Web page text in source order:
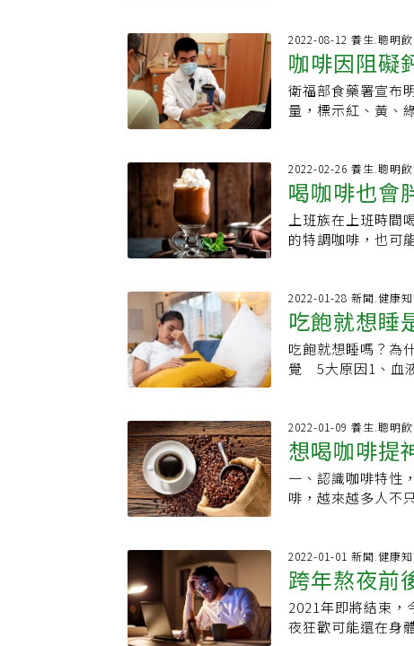
水沖泡悶20分鐘，
用此外，許多人精
過食藥好文網提醒
葡萄糖提供能量，
含糖量約在25～
明明有睡覺卻還是
示，可能是慢性疲
改善症狀。如果有
六個月以上，就可
或腋下淋巴結壓痛
Psychological
Literature Review
院、臺大醫院新竹
伸閱讀：．幾歲開
壽最佳步數不是1
出，使蒂諾斯因藥
但使用者成長太快
科／使蒂諾斯美國
常見安眠藥可能引
Ambien CR、
ZOLPIDEM。因此
會發生複雜性睡眠
動)。其中一些事件
發生複雜性睡眠行
而吃安眠藥也要注
眠藥沒效再吃一顆
健康。以下四大飲
品二、勿過量飲用
力、含咖啡因提神
境、含咖啡因的藥
是治本之法，處理
眠者，假日多運動
【資料來源】．失
指出，提神飲料常
人參等，最主要的
中樞神經達提神效
輔酶，在營養均衡
牛磺酸也有助提升
而言相較其他成分來得少。 提神飲料、能量飲喝多易猝死
別喝太多！ 雖說從
成分，不過民眾也
因過量而死亡的新
心律不整等問題，
則不宜超過300毫
神飲料來看，就約
近超標。若提神飲
飲品自然更加容易
標，這還沒算上其
也不利心血管健康
重，也有攝取過量
咖啡因影響，更容
欠佳狀態下，傷身
留意之處。 防提神飲料、能量飲傷身，營養師教４觀念健康喝！ 嫚嫚營養師表
示，提神飲料也是
量，需留意自己的
飲用的習慣，那麼
2022-08-12 養生.聰明
咖啡因阻礙
衛福部食藥署宣布
量，標示紅、黃、
神經的興奮劑，醫
頭痛、焦慮、失眠
量使用會有依賴成
還是有好處，若有
應不超過300毫克
能提神的關鍵成份
參考現調飲品的紅
可樂都是常被忽略
啡因，卻不在食藥
則與咖啡因相互抵
因，讓健康無礙。
2022-02-26 養生.聰明
喝咖啡也會
斤
上班族在上班時間
的特調咖啡，也可
量為361Kcal；而
熱量 是焦糖瑪奇
的，都是加入咖啡
啡作為例，裏面添
就高達18150kcal
500 ml）：▸摩卡
1杯／256kcal▸卡
啡的民眾 營養師建
式，因為美式咖啡
童，最好減少或不
文請點我★本文經
事，點此進入【
2022-01-28 新聞.健康
吃飽就想睡
妙招」：多
吃飽就想睡嗎？為
覺 5大原因1、血
降低，導致產生睡
幫助維持精神那麼
水幫助代謝，或吃
部，同時補充抗氧
時加大麥，避免血
眼中「殺手級動作
2022-01-09 養生.聰明
想喝咖啡提
師：掌握4
一、認識咖啡特性
啡，越來越多人不
沖、義式濃縮、冰
萃、冰滴，讓咖啡
（或濾網）的濾杯
多重層次與香氣。
快速萃取出咖啡液
2022-01-01 新聞.健康
跨年熬夜前
2021年即將結束，
夜狂歡可能還在身